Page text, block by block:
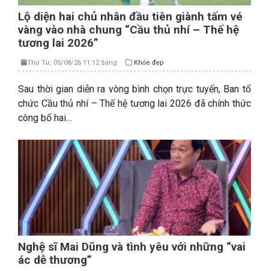
Lộ diện hai chủ nhân đầu tiên giành tấm vé
vàng vào nhà chung “Cầu thủ nhí – Thế hệ
tương lai 2026”
Thứ Tư, 05/08/26 11:12 Sáng Khỏe đẹp
Sau thời gian diễn ra vòng bình chọn trực tuyến, Ban tổ
chức Cầu thủ nhí – Thế hệ tương lai 2026 đã chính thức
công bố hai…
Nghệ sĩ Mai Dũng và tình yêu với những “vai
ác dễ thương”